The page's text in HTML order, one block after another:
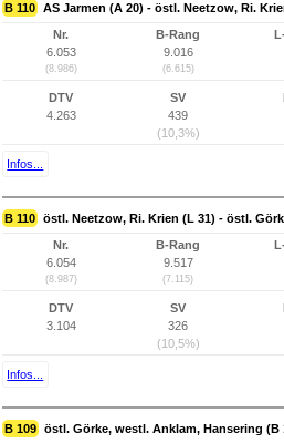
B 110 AS Jarmen (A 20) - östl. Neetzow, Ri.
Nr.
6.053
(8.986)
B-Rang
9.016
(6.615)
DTV
4.263
SV
439
(10,3%)
Infos...
B 110 östl. Neetzow, Ri. Krien (L 31) - östl.
Nr.
6.054
(8.987)
B-Rang
9.517
(7.115)
DTV
3.104
SV
326
(10,5%)
Infos...
B 109 östl. Görke, westl. Anklam, Hansering (B